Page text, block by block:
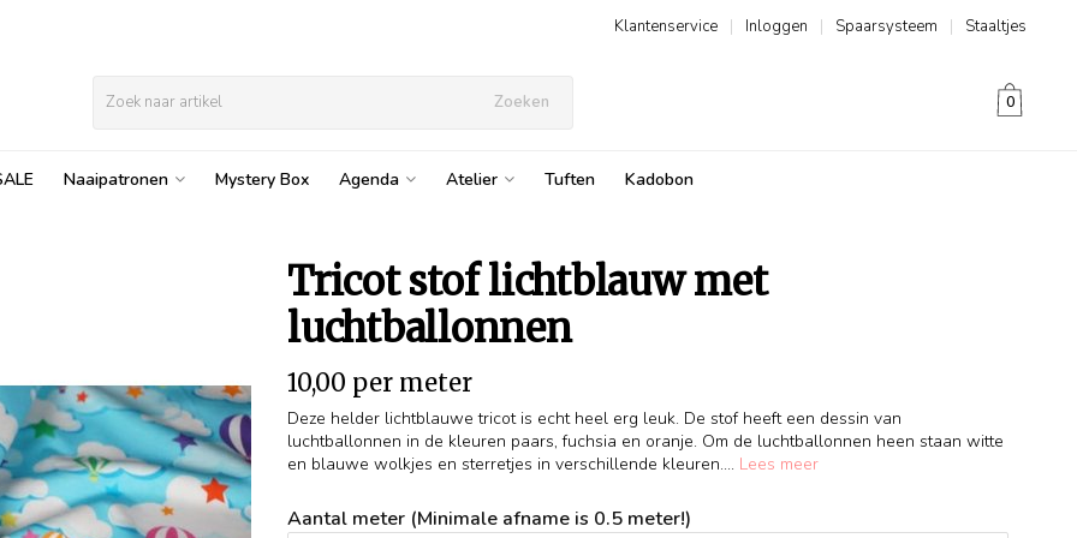
Staaltjes
|
Spaarsysteem
|
Inloggen
|
Klantenservice
Zoeken 0
Naaipatronen Mystery Box Agenda Atelier Tuften Kadobon
Tricot stof lichtblauw met
luchtballonnen
10,00 per meter
Deze helder lichtblauwe tricot is echt heel erg leuk. De stof heeft een dessin van
luchtballonnen in de kleuren paars, fuchsia en oranje. Om de luchtballonnen heen staan witte
en blauwe wolkjes en sterretjes in verschillende kleuren.... Lees meer
Aantal meter (Minimale afname is 0.5 meter!)